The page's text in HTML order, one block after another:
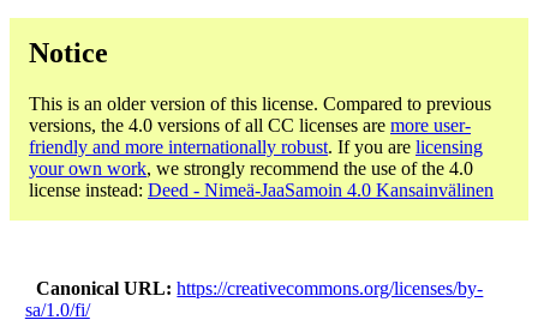
Notice
This is an older version of this license. Compared to previous
versions, the 4.0 versions of all CC licenses are more user-
friendly and more internationally robust. If you are licensing
your own work, we strongly recommend the use of the 4.0
license instead: Deed - Nimeä-JaaSamoin 4.0 Kansainvälinen
Canonical URL
https://creativecommons.org/licenses/by-
sa/1.0/fi/